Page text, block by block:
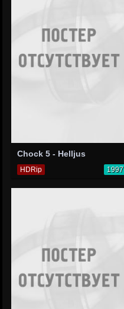
Chock 5 - Helljus
HDRip 1997